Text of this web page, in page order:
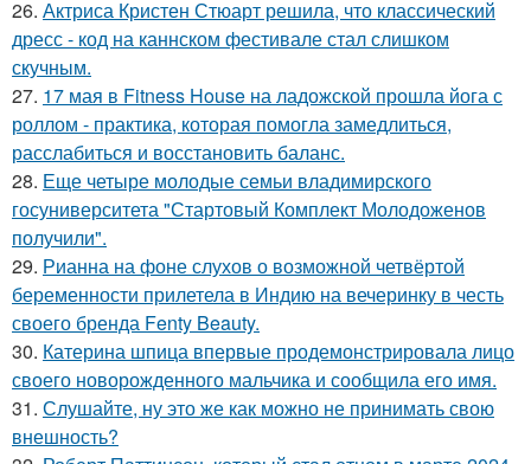
26. Актриса Кристен Стюарт решила, что классический
дресс - код на каннском фестивале стал слишком
скучным.
27. 17 мая в Fitness House на ладожской прошла йога с
роллом - практика, которая помогла замедлиться,
расслабиться и восстановить баланс.
28. Еще четыре молодые семьи владимирского
госуниверситета "Стартовый Комплект Молодоженов
получили".
29. Рианна на фоне слухов о возможной четвёртой
беременности прилетела в Индию на вечеринку в честь
своего бренда Fenty Beauty.
30. Катерина шпица впервые продемонстрировала лицо
своего новорожденного мальчика и сообщила его имя.
31. Слушайте, ну это же как можно не принимать свою
внешность?